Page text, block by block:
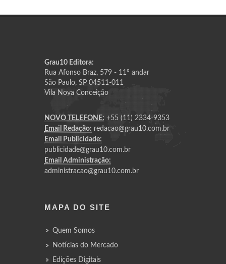
Grau10 Editora:
Rua Afonso Braz, 579 - 11º andar
São Paulo, SP 04511-011
Vila Nova Conceição
NOVO TELEFONE: +55 (11) 2334-9353
Email Redação: redacao@grau10.com.br
Email Publicidade:
publicidade@grau10.com.br
Email Administração:
administracao@grau10.com.br
MAPA DO SITE
Quem Somos
Notícias do Mercado
Edições Digitais